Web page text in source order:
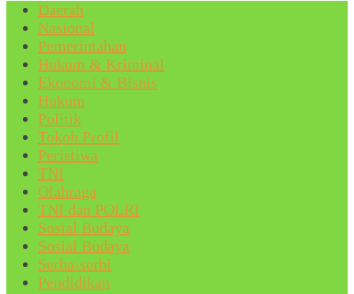
Daerah
Nasional
Pemerintahan
Hukum & Kriminal
Ekonomi & Bisnis
Hukum
Politik
Tokoh Profil
Peristiwa
TNI
Olahraga
TNI dan POLRI
Sosial Budaya
Sosial Budaya
Serba-serbi
Pendidikan